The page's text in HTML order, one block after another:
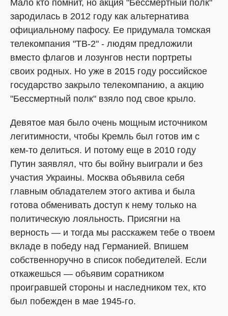
Мало кто помнит, но акция "Бессмертный полк"
зародилась в 2012 году как альтернатива
официальному пафосу. Ее придумала томская
телекомпания "ТВ-2" - людям предложили
вместо флагов и лозунгов нести портреты
своих родных. Но уже в 2015 году российское
государство закрыло телекомпанию, а акцию
"Бессмертный полк" взяло под свое крыло.
Девятое мая было очень мощным источником
легитимности, чтобы Кремль был готов им с
кем-то делиться. И потому еще в 2010 году
Путин заявлял, что бы войну выиграли и без
участия Украины. Москва объявила себя
главным обладателем этого актива и была
готова обменивать доступ к нему только на
политическую лояльность. Присягни на
верность — и тогда мы расскажем тебе о твоем
вкладе в победу над Германией. Впишем
собственноручно в список победителей. Если
откажешься — объявим соратником
проигравшей стороны и наследником тех, кто
был побежден в мае 1945-го.